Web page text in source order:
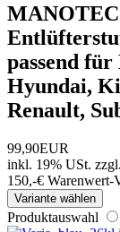
passend
Hyundai,
Renault,
99,90EUR
inkl. 19% USt.
150,-€ Warenwert-
Variante wählen
Produktauswahl